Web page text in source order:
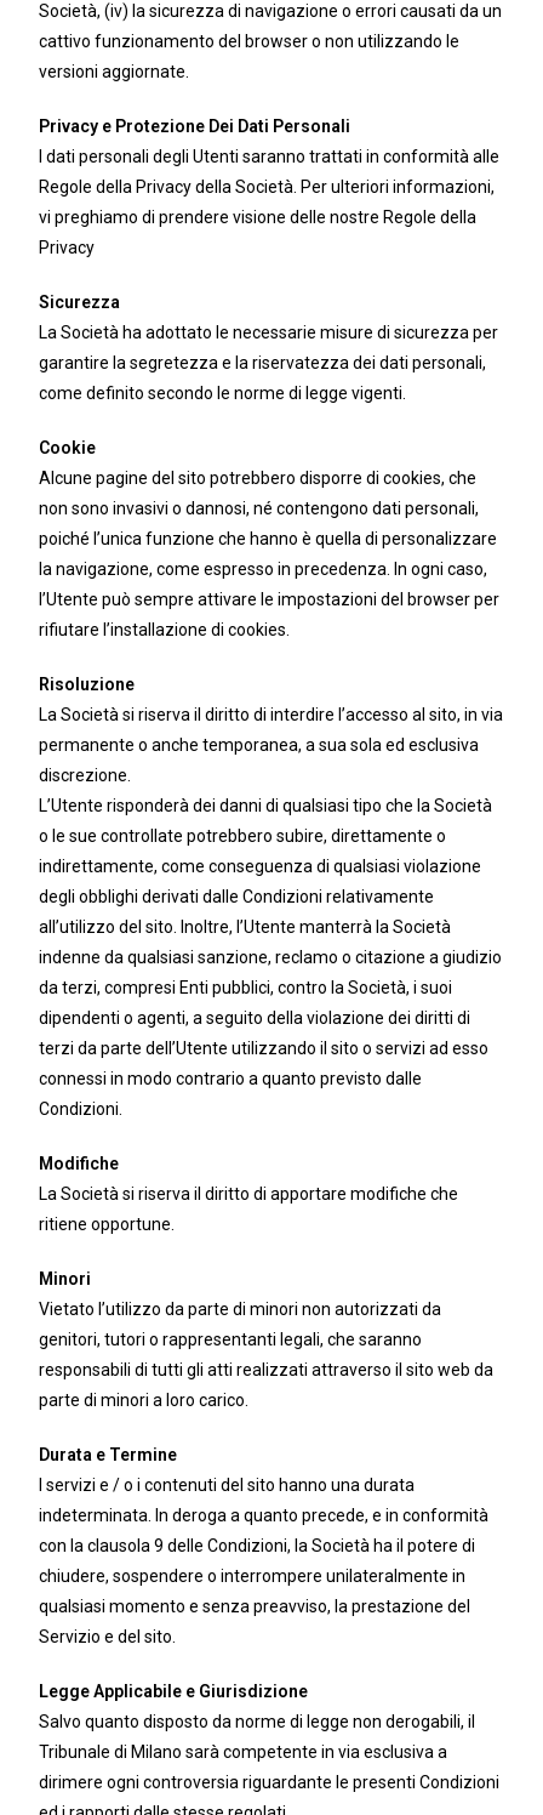
Società, (iv) la sicurezza di navigazione o errori causati da un
cattivo funzionamento del browser o non utilizzando le
versioni aggiornate.
Privacy e Protezione Dei Dati Personali
I dati personali degli Utenti saranno trattati in conformità alle
Regole della Privacy della Società. Per ulteriori informazioni,
vi preghiamo di prendere visione delle nostre Regole della
Privacy
Sicurezza
La Società ha adottato le necessarie misure di sicurezza per
garantire la segretezza e la riservatezza dei dati personali,
come definito secondo le norme di legge vigenti.
Cookie
Alcune pagine del sito potrebbero disporre di cookies, che
non sono invasivi o dannosi, né contengono dati personali,
poiché l’unica funzione che hanno è quella di personalizzare
la navigazione, come espresso in precedenza. In ogni caso,
l’Utente può sempre attivare le impostazioni del browser per
rifiutare l’installazione di cookies.
Risoluzione
La Società si riserva il diritto di interdire l’accesso al sito, in via
permanente o anche temporanea, a sua sola ed esclusiva
discrezione.
L’Utente risponderà dei danni di qualsiasi tipo che la Società
o le sue controllate potrebbero subire, direttamente o
indirettamente, come conseguenza di qualsiasi violazione
degli obblighi derivati dalle Condizioni relativamente
all’utilizzo del sito. Inoltre, l’Utente manterrà la Società
indenne da qualsiasi sanzione, reclamo o citazione a giudizio
da terzi, compresi Enti pubblici, contro la Società, i suoi
dipendenti o agenti, a seguito della violazione dei diritti di
terzi da parte dell’Utente utilizzando il sito o servizi ad esso
connessi in modo contrario a quanto previsto dalle
Condizioni.
Modifiche
La Società si riserva il diritto di apportare modifiche che
ritiene opportune.
Minori
Vietato l’utilizzo da parte di minori non autorizzati da
genitori, tutori o rappresentanti legali, che saranno
responsabili di tutti gli atti realizzati attraverso il sito web da
parte di minori a loro carico.
Durata e Termine
I servizi e / o i contenuti del sito hanno una durata
indeterminata. In deroga a quanto precede, e in conformità
con la clausola 9 delle Condizioni, la Società ha il potere di
chiudere, sospendere o interrompere unilateralmente in
qualsiasi momento e senza preavviso, la prestazione del
Servizio e del sito.
Legge Applicabile e Giurisdizione
Salvo quanto disposto da norme di legge non derogabili, il
Tribunale di Milano sarà competente in via esclusiva a
dirimere ogni controversia riguardante le presenti Condizioni